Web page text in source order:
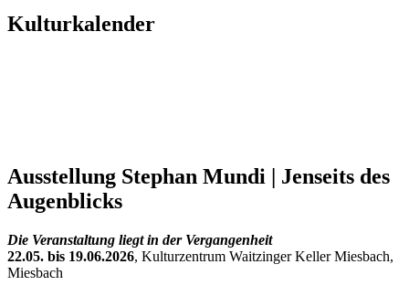
Kulturkalender
Ausstellung Stephan Mundi | Jenseits des
Augenblicks
Die Veranstaltung liegt in der Vergangenheit
22.05. bis 19.06.2026, Kulturzentrum Waitzinger Keller Miesbach,
Miesbach